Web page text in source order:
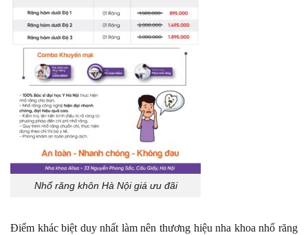
Nhổ răng khôn Hà Nội giá ưu đãi
Điểm khác biệt duy nhất làm nên thương hiệu nha khoa nhổ răng